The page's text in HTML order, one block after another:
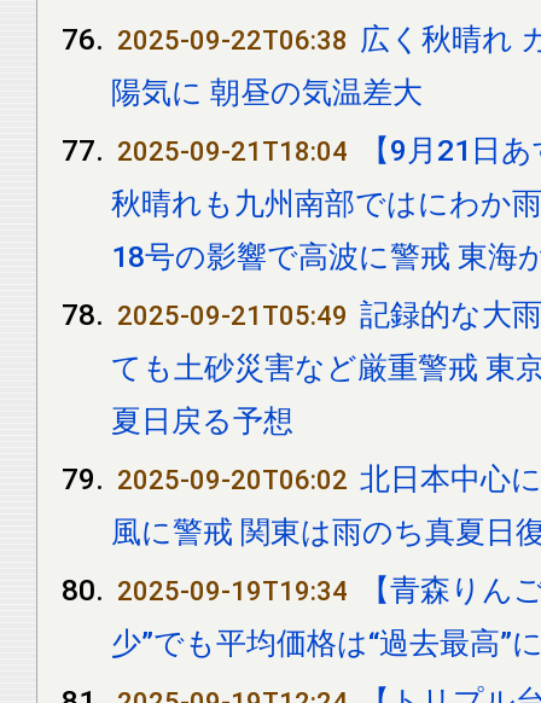
2025-09-22T06:38 広く秋晴れ
陽気に 朝昼の気温差大
2025-09-21T18:04
【9月21日
秋晴れも九州南部ではにわか
18号の影響で高波に警戒 東海
2025-09-21T05:49 記録的な大
ても土砂災害など厳重警戒 東
夏日戻る予想
2025-09-20T06:02 北日本中心
風に警戒 関東は雨のち真夏日
2025-09-19T19:34
【青森りん
少”でも平均価格は“過去最高”